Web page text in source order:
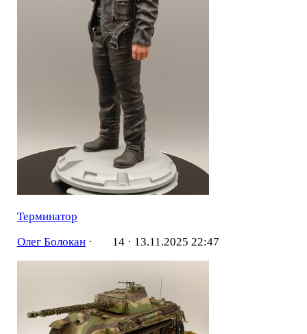
Терминатор
Олег Болокан· 14 · 13.11.2025 22:47